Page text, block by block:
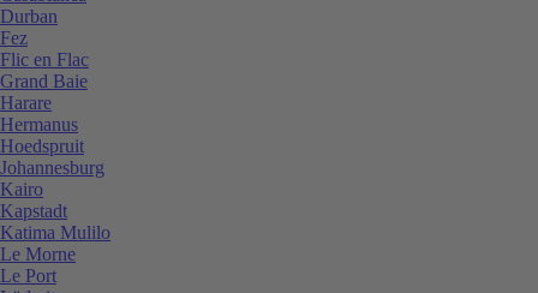
Durban
Fez
Flic en Flac
Grand Baie
Harare
Hermanus
Hoedspruit
Johannesburg
Kairo
Kapstadt
Katima Mulilo
Le Morne
Le Port